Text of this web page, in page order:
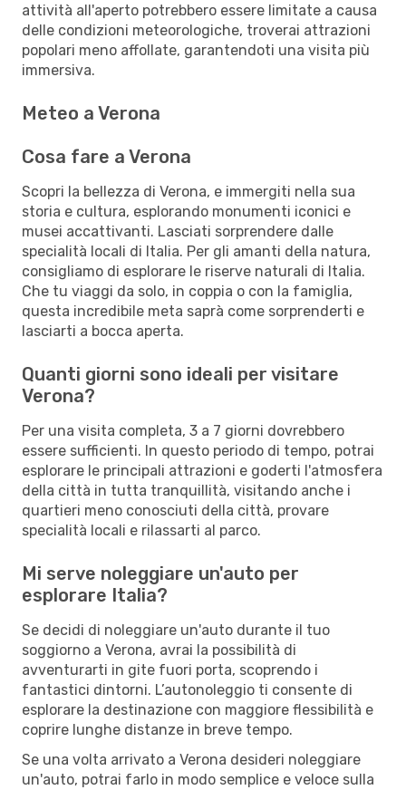
attività all'aperto potrebbero essere limitate a causa
delle condizioni meteorologiche, troverai attrazioni
popolari meno affollate, garantendoti una visita più
immersiva.
Meteo a Verona
Cosa fare a Verona
Scopri la bellezza di Verona, e immergiti nella sua
storia e cultura, esplorando monumenti iconici e
musei accattivanti. Lasciati sorprendere dalle
specialità locali di Italia. Per gli amanti della natura,
consigliamo di esplorare le riserve naturali di Italia.
Che tu viaggi da solo, in coppia o con la famiglia,
questa incredibile meta saprà come sorprenderti e
lasciarti a bocca aperta.
Quanti giorni sono ideali per visitare
Verona?
Per una visita completa, 3 a 7 giorni dovrebbero
essere sufficienti. In questo periodo di tempo, potrai
esplorare le principali attrazioni e goderti l'atmosfera
della città in tutta tranquillità, visitando anche i
quartieri meno conosciuti della città, provare
specialità locali e rilassarti al parco.
Mi serve noleggiare un'auto per
esplorare Italia?
Se decidi di noleggiare un'auto durante il tuo
soggiorno a Verona, avrai la possibilità di
avventurarti in gite fuori porta, scoprendo i
fantastici dintorni. L’autonoleggio ti consente di
esplorare la destinazione con maggiore flessibilità e
coprire lunghe distanze in breve tempo.
Se una volta arrivato a Verona desideri noleggiare
un'auto, potrai farlo in modo semplice e veloce sulla